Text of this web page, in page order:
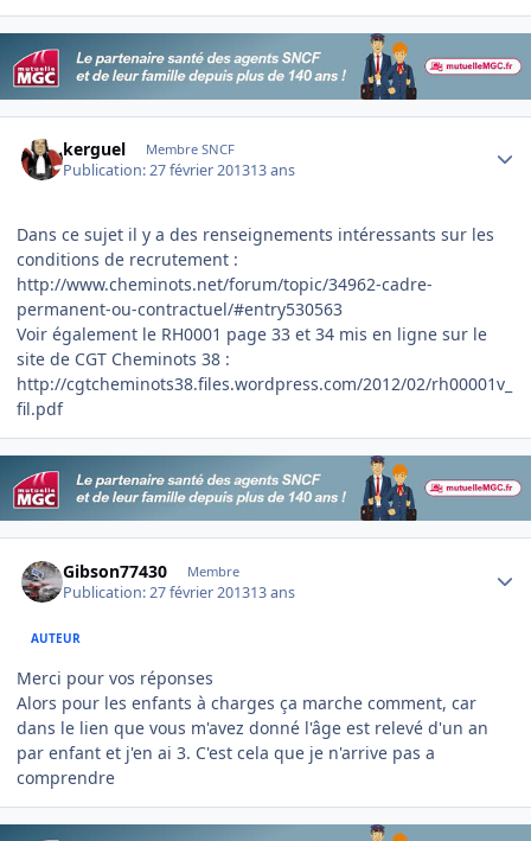
kerguel Membre SNCF
Publication:27 février 201313 ans
Dans ce sujet il y a des renseignements intéressants sur les
conditions de recrutement :
http://www.cheminots.net/forum/topic/34962-cadre-
permanent-ou-contractuel/#entry530563
Voir également le RH0001 page 33 et 34 mis en ligne sur le
site de CGT Cheminots 38 :
http://cgtcheminots38.files.wordpress.com/2012/02/rh00001v_
fil.pdf
Gibson77430 Membre
Publication:27 février 201313 ans
AUTEUR
Merci pour vos réponses
Alors pour les enfants à charges ça marche comment, car
dans le lien que vous m'avez donné l'âge est relevé d'un an
par enfant et j'en ai 3. C'est cela que je n'arrive pas a
comprendre